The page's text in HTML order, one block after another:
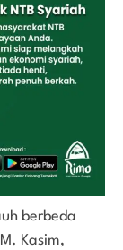
berbeda
Kasim,